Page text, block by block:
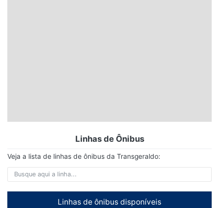
Linhas de Ônibus
Veja a lista de linhas de ônibus da Transgeraldo:
Linhas de ônibus disponíveis